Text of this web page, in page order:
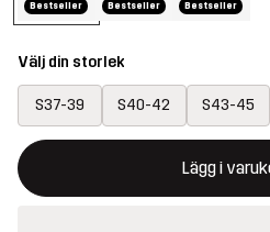
Bestseller Bestseller Bestseller
Välj din storlek
S37-39 S40-42 S43-45
Lägg i
Denna knapp kommer att öppna
{{size}} inte tillgänglig